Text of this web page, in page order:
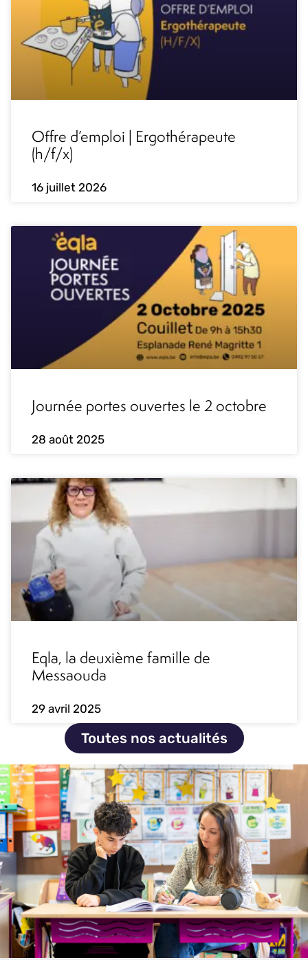
Offre d’emploi | Ergothérapeute
(h/f/x)
16 juillet 2026
Journée portes ouvertes le 2 octobre
28 août 2025
Eqla, la deuxième famille de
Messaouda
29 avril 2025
Toutes nos actualités